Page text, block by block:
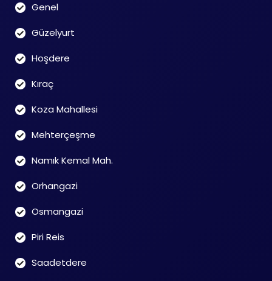
Genel
Güzelyurt
Hoşdere
Kıraç
Koza Mahallesi
Mehterçeşme
Namık Kemal Mah.
Orhangazi
Osmangazi
Piri Reis
Saadetdere